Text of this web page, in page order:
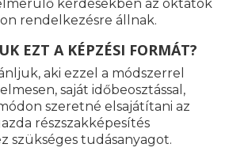
kérdésekben az oktatók
rendelkezésre állnak.
EZT A KÉPZÉSI FORMÁT?
aki ezzel a módszerrel
saját időbeosztással,
szeretné elsajátítani az
részszakképesítés
szükséges tudásanyagot.